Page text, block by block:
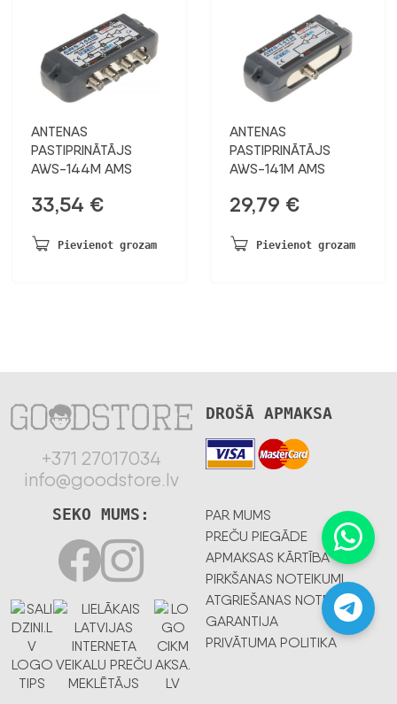
ANTENAS
PASTIPRINĀTĀJS
AWS-144M AMS
33,54 €
Pievienot grozam
ANTENAS
PASTIPRINĀTĀJS
AWS-141M AMS
29,79 €
Pievienot grozam
+371 27017034
info@goodstore.lv
DROŠĀ APMAKSA
PAR MUMS
PREČU PIEGĀDE
APMAKSAS KĀRTĪBA
PIRKŠANAS NOTEIKUMI
ATGRIEŠANAS NOTEIKUMI
GARANTIJA
PRIVĀTUMA POLITIKA
SEKO MUMS: